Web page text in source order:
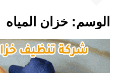
الوسم: خزان المياه